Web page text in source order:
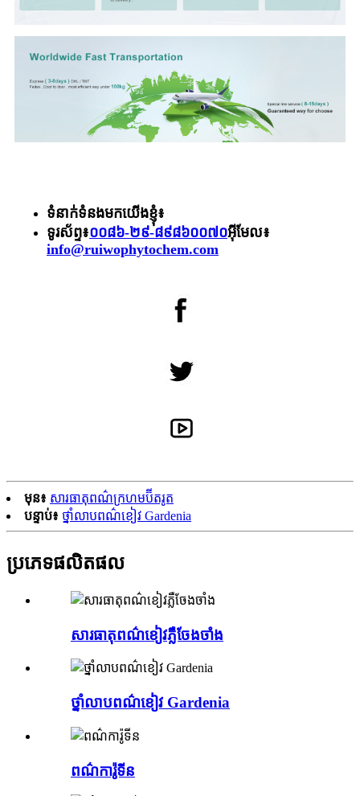
ទំនាក់ទំនងមកយើងខ្ញុំ៖
ទូរស័ព្ទ៖០០៨៦-២៩-៨៩៨៦០០៧០អ៊ីមែល៖
info@ruiwophytochem.com
មុន៖ សារធាតុពណ៌ក្រហមប៊ីតរូត
បន្ទាប់៖ ថ្នាំលាបពណ៌ខៀវ Gardenia
ប្រភេទផលិតផល
សារធាតុពណ៌ខៀវភ្លឺចែងចាំង
ថ្នាំលាបពណ៌ខៀវ Gardenia
ពណ៌ការ៉ូទីន